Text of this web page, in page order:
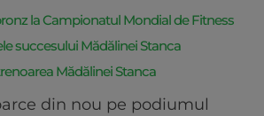
la Campionatul Mondial de Fitness
succesului Mădălinei Stanca
Mădălinei Stanca
din nou pe podiumul